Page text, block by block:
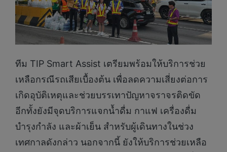
ทีม TIP Smart Assist เตรียมพร้อมให้บริการช่วย
เหลือกรณีรถเสียเบื้องต้น เพื่อลดความเสี่ยงต่อการ
เกิดอุบัติเหตุและช่วยบรรเทาปัญหาจราจรติดขัด
อีกทั้งยังมีจุดบริการแจกน้ำดื่ม กาแฟ เครื่องดื่ม
บำรุงกำลัง และผ้าเย็น สำหรับผู้เดินทางในช่วง
เทศกาลดังกล่าว นอกจากนี้ ยังให้บริการช่วยเหลือ